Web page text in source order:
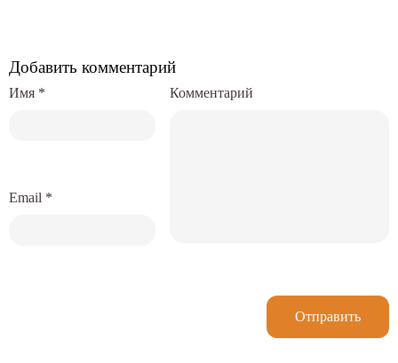
Добавить комментарий
Комментарий
Имя *
Email *
Отправить